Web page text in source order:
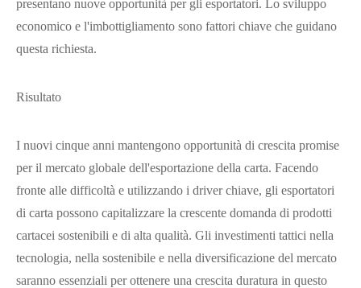
presentano nuove opportunità per gli esportatori. Lo sviluppo
economico e l'imbottigliamento sono fattori chiave che guidano
questa richiesta.
Risultato
I nuovi cinque anni mantengono opportunità di crescita promise
per il mercato globale dell'esportazione della carta. Facendo
fronte alle difficoltà e utilizzando i driver chiave, gli esportatori
di carta possono capitalizzare la crescente domanda di prodotti
cartacei sostenibili e di alta qualità. Gli investimenti tattici nella
tecnologia, nella sostenibile e nella diversificazione del mercato
saranno essenziali per ottenere una crescita duratura in questo